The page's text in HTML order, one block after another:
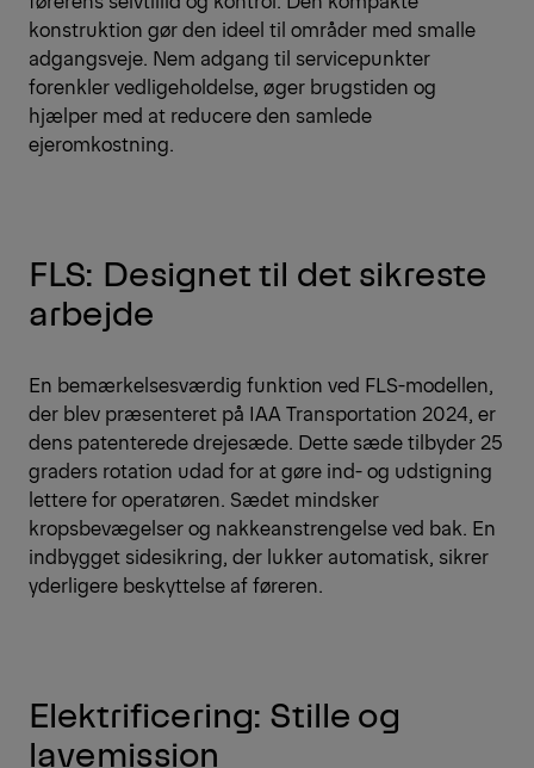
konstruktion gør den ideel til områder med smalle
adgangsveje. Nem adgang til servicepunkter
forenkler vedligeholdelse, øger brugstiden og
hjælper med at reducere den samlede
ejeromkostning.
FLS: Designet til det sikreste
arbejde
En bemærkelsesværdig funktion ved FLS-modellen,
der blev præsenteret på IAA Transportation 2024, er
dens patenterede drejesæde. Dette sæde tilbyder 25
graders rotation udad for at gøre ind- og udstigning
lettere for operatøren. Sædet mindsker
kropsbevægelser og nakkeanstrengelse ved bak. En
indbygget sidesikring, der lukker automatisk, sikrer
yderligere beskyttelse af føreren.
Elektrificering: Stille og
lavemission